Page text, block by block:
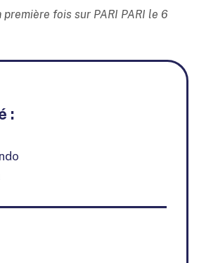
fois sur PARI PARI le 6
: